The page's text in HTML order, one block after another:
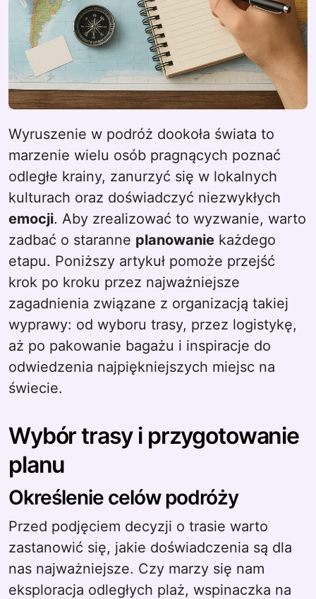
Wyruszenie w podróż dookoła świata to
marzenie wielu osób pragnących poznać
odległe krainy, zanurzyć się w lokalnych
kulturach oraz doświadczyć niezwykłych
emocji. Aby zrealizować to wyzwanie, warto
zadbać o staranne planowanie każdego
etapu. Poniższy artykuł pomoże przejść
krok po kroku przez najważniejsze
zagadnienia związane z organizacją takiej
wyprawy: od wyboru trasy, przez logistykę,
aż po pakowanie bagażu i inspiracje do
odwiedzenia najpiękniejszych miejsc na
świecie.
Wybór trasy i przygotowanie
planu
Określenie celów podróży
Przed podjęciem decyzji o trasie warto
zastanowić się, jakie doświadczenia są dla
nas najważniejsze. Czy marzy się nam
eksploracja odległych plaż, wspinaczka na